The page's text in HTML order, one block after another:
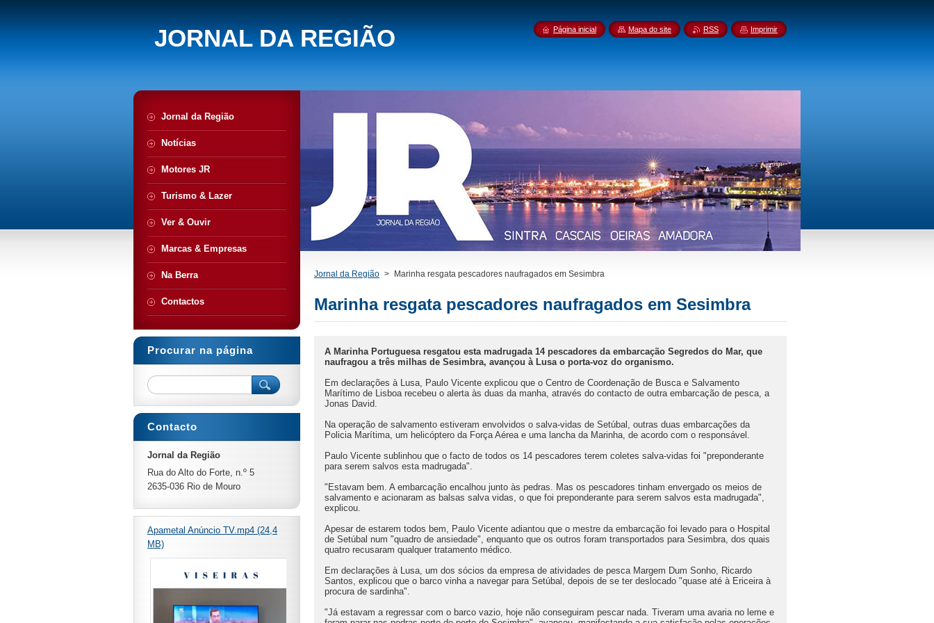
JORNAL DA REGIÃO
Jornal da Região > Marinha resgata pescadores naufragados em Sesimbra
Marinha resgata pescadores naufragados em Sesimbra
A Marinha Portuguesa resgatou esta madrugada 14 pescadores da embarcação Segredos do Mar, que
naufragou a três milhas de Sesimbra, avançou à Lusa o porta-voz do organismo.
Em declarações à Lusa, Paulo Vicente explicou que o Centro de Coordenação de Busca e Salvamento
Marítimo de Lisboa recebeu o alerta às duas da manha, através do contacto de outra embarcação de pesca, a
Jonas David.
Na operação de salvamento estiveram envolvidos o salva-vidas de Setúbal, outras duas embarcações da
Policia Marítima, um helicóptero da Força Aérea e uma lancha da Marinha, de acordo com o responsável.
Paulo Vicente sublinhou que o facto de todos os 14 pescadores terem coletes salva-vidas foi "preponderante
para serem salvos esta madrugada".
"Estavam bem. A embarcação encalhou junto às pedras. Mas os pescadores tinham envergado os meios de
salvamento e acionaram as balsas salva vidas, o que foi preponderante para serem salvos esta madrugada",
explicou.
Apesar de estarem todos bem, Paulo Vicente adiantou que o mestre da embarcação foi levado para o Hospital
de Setúbal num "quadro de ansiedade", enquanto que os outros foram transportados para Sesimbra, dos quais
quatro recusaram qualquer tratamento médico.
Em declarações à Lusa, um dos sócios da empresa de atividades de pesca Margem Dum Sonho, Ricardo
Santos, explicou que o barco vinha a navegar para Setúbal, depois de se ter deslocado "quase até à Ericeira à
procura de sardinha".
"Já estavam a regressar com o barco vazio, hoje não conseguiram pescar nada. Tiveram uma avaria no leme e
Jornal da Região
Notícias
Motores JR
Turismo & Lazer
Ver & Ouvir
Marcas & Empresas
Na Berra
Contactos
Procurar na página
Contacto
Jornal da Região
Rua do Alto do Forte, n.º 5
2635-036 Rio de Mouro
Apametal Anúncio TV.mp4 (24,4
MB)
Página inicial Mapa do site RSS Imprimir